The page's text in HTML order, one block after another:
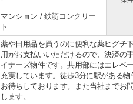
マンション / 鉄筋コンクリー
ト
薬や日用品を買うのに便利な薬ヒグチ
用がお支払いいただけるので、決済の
イナーズ物件です。共用部にはエレベ
充実しています。徒歩3分に駅がある
お待ちしております。また当社までお
します。